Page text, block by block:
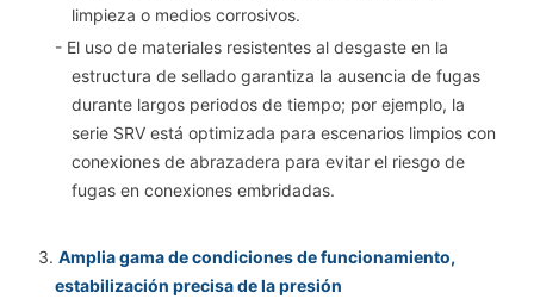
limpieza o medios corrosivos.
- El uso de materiales resistentes al desgaste en la
estructura de sellado garantiza la ausencia de fugas
durante largos periodos de tiempo; por ejemplo, la
serie SRV está optimizada para escenarios limpios con
conexiones de abrazadera para evitar el riesgo de
fugas en conexiones embridadas.
3. Amplia gama de condiciones de funcionamiento,
estabilización precisa de la presión